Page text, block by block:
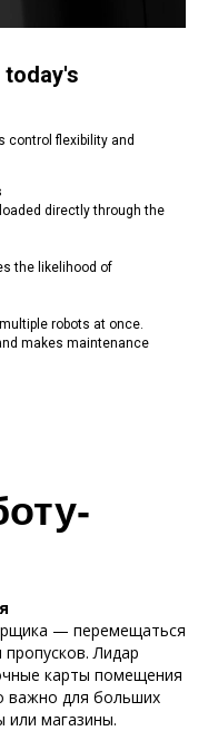
control flexibility and
directly through the
the likelihood of
robots at once.
makes maintenance
— перемещаться
Лидар
карты помещения
важно для больших
или магазины.